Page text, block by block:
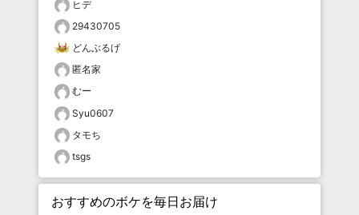
ヒデ
29430705
どんぶるげ
匿名家
むー
Syu0607
タモち
tsgs
おすすめのボケを毎日お届け